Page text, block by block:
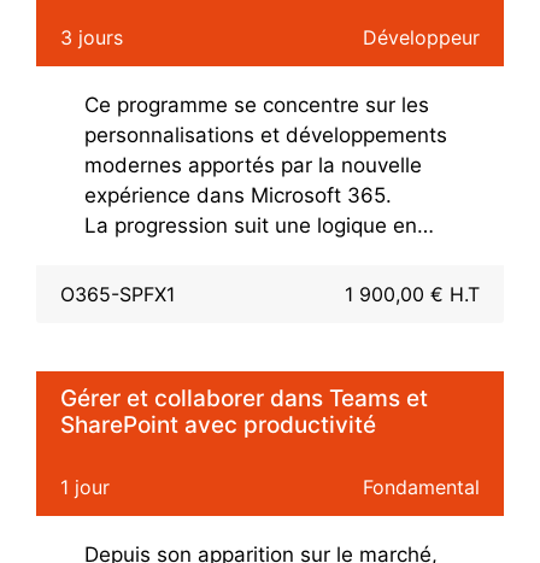
instruisant sur plusieurs astuces de
3 jours Développeur
Ce programme se concentre sur les
personnalisations et développements
modernes apportés par la nouvelle
expérience dans Microsoft 365.
La progression suit une logique en
personnalisations déclaratives pour
d'hébergement (SharePoint, Teams,
SPA).
Comprendre et maitriser l'API Microsoft
méthodes de livraisons et de
programme pour couvrir tout le cycle de
O365-SPFX1 1 900,00 € H.T
Gérer et collaborer dans Teams et
SharePoint avec productivité
1 jour Fondamental
Depuis son apparition sur le marché,